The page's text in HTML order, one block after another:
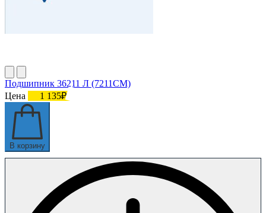
Подшипник 36211 Л (7211СМ)
Цена
1 135₽
В корзину